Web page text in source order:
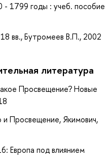
1799 годы : учеб. пособие
вв., Бутромеев В.П., 2002
литература
Просвещение? Новые
Просвещение, Якимович,
Европа под влиянием